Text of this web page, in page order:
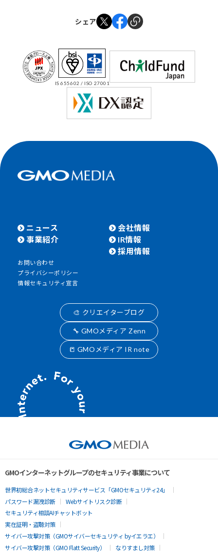
シェア
IS 655602 / ISO 27001
ニュース
事業紹介
会社情報
IR情報
採用情報
お問い合わせ
プライバシーポリシー
情報セキュリティ宣言
🎨 クリエイターブログ
🔧 GMOメディア Zenn
📒 GMOメディア IR note
GMOインターネットグループのセキュリティ事業について
世界初総合ネットセキュリティサービス「GMOセキュリティ24」
パスワード漏洩診断
Webサイトリスク診断
セキュリティ相談AIチャットボット
実在証明・盗聴対策
サイバー攻撃対策（GMOサイバーセキュリティ byイエラエ）
サイバー攻撃対策（GMO Flatt Security）
なりすまし対策